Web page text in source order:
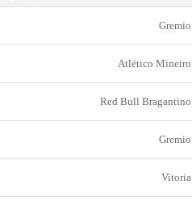
Gremio
Atlético Mineiro
Red Bull Bragantino
Gremio
Vitoria